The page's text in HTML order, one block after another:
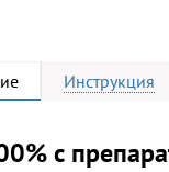
Инструкция
с